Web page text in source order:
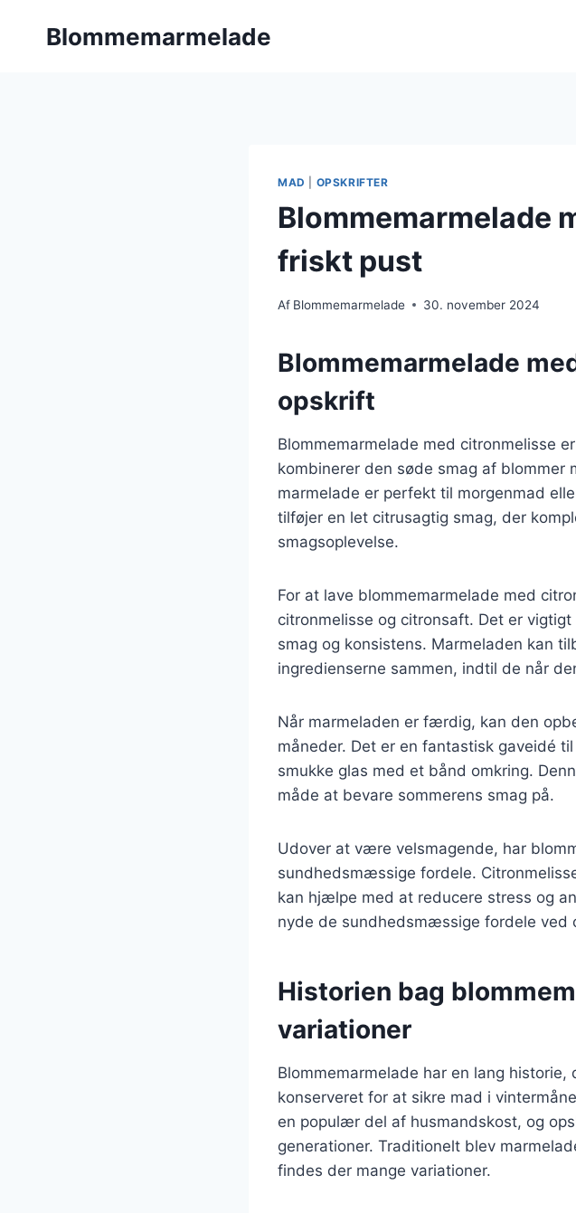
Blommemarmelade
MAD OPSKRIFTER
Blommemarmelade
friskt pust
Af Blommemarmelade 30. november 2024
Blommemarmelade
opskrift
Blommemarmelade med citronmelisse
kombinerer den søde smag af blommer
marmelade er perfekt til morgenmad
tilføjer en let citrusagtig smag, der
smagsoplevelse.
For at lave blommemarmelade med
citronmelisse og citronsaft. Det er
smag og konsistens. Marmeladen kan
ingredienserne sammen, indtil de når
Når marmeladen er færdig, kan den
måneder. Det er en fantastisk gaveidé
smukke glas med et bånd omkring.
måde at bevare sommerens smag på.
Udover at være velsmagende, har
sundhedsmæssige fordele.
kan hjælpe med at reducere stress og
nyde de sundhedsmæssige fordele ved
Historien bag
variationer
Blommemarmelade har en lang
konserveret for at sikre mad i
en populær del af husmandskost, og
generationer. Traditionelt blev
findes der mange variationer.